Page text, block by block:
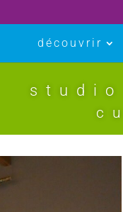
découvrir
studio